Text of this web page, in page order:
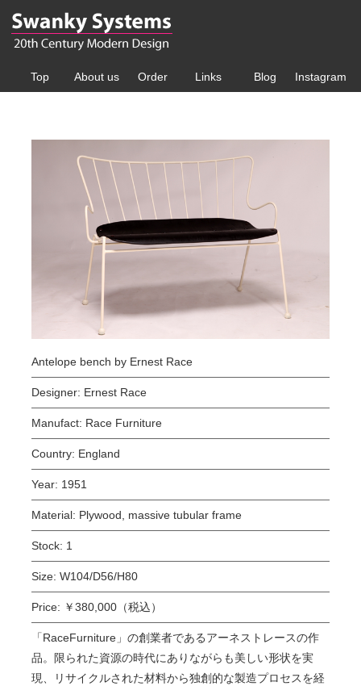
Top About us Order Links Blog Instagram
Antelope bench by Ernest Race
Designer: Ernest Race
Manufact: Race Furniture
Country: England
Year: 1951
Material: Plywood, massive tubular frame
Stock: 1
Size: W104/D56/H80
Price: ￥380,000（税込）
「RaceFurniture」の創業者であるアーネストレースの作
品。限られた資源の時代にありながらも美しい形状を実
現、リサイクルされた材料から独創的な製造プロセスを経